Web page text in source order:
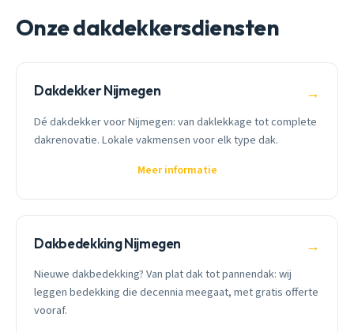
Onze dakdekkersdiensten
Dakdekker Nijmegen →
Dé dakdekker voor Nijmegen: van daklekkage tot complete
dakrenovatie. Lokale vakmensen voor elk type dak.
Meer informatie
Dakbedekking Nijmegen →
Nieuwe dakbedekking? Van plat dak tot pannendak: wij
leggen bedekking die decennia meegaat, met gratis offerte
vooraf.